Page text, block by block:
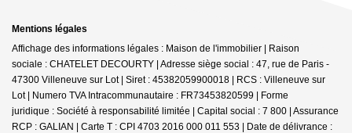
Mentions légales
Affichage des informations légales : Maison de l'immobilier | Raison
sociale : CHATELET DECOURTY | Adresse siège social : 47, rue de Paris -
47300 Villeneuve sur Lot | Siret : 45382059900018 | RCS : Villeneuve sur
Lot | Numero TVA Intracommunautaire : FR73453820599 | Forme
juridique : Société à responsabilité limitée | Capital social : 7 800 | Assurance
RCP : GALIAN | Carte T : CPI 4703 2016 000 011 553 | Date de délivrance :